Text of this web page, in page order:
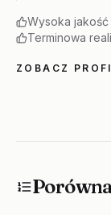
Wysoka jakość
Terminowa
ZOBACZ